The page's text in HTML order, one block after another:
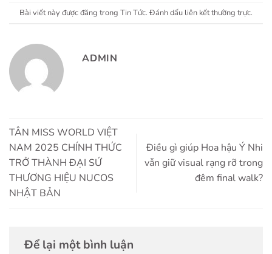
Bài viết này được đăng trong Tin Tức. Đánh dấu liên kết thường trực.
ADMIN
TÂN MISS WORLD VIỆT
NAM 2025 CHÍNH THỨC
TRỞ THÀNH ĐẠI SỨ
THƯƠNG HIỆU NUCOS
NHẬT BẢN
Điều gì giúp Hoa hậu Ý Nhi
vẫn giữ visual rạng rỡ trong
đêm final walk?
Để lại một bình luận